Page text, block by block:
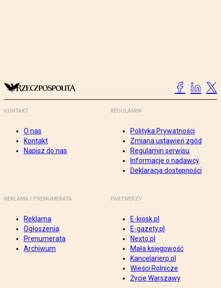
KONTAKT
O nas
Kontakt
Napisz do nas
REGULAMIN
Polityka Prywatności
Zmiana ustawień zgód
Regulamin serwisu
Informacje o nadawcy
Deklaracja dostępności
REKLAMA I PRENUMERATA
Reklama
Ogłoszenia
Prenumerata
Archiwum
PARTNERZY
E-kiosk.pl
E-gazety.pl
Nexto.pl
Mała księgowość
Kancelarierp.pl
Wieści Rolnicze
Życie Warszawy